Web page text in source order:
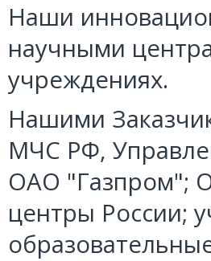
Наши
научными
учреждениях.
Нашими
МЧС РФ,
ОАО "Газпром";
центры России;